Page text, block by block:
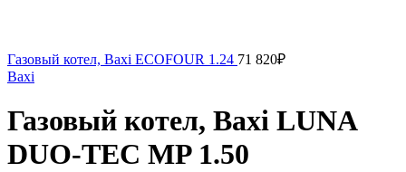
Газовый котел, Baxi ECOFOUR 1.24 71 820₽
Baxi
Газовый котел, Baxi LUNA
DUO-TEC MP 1.50